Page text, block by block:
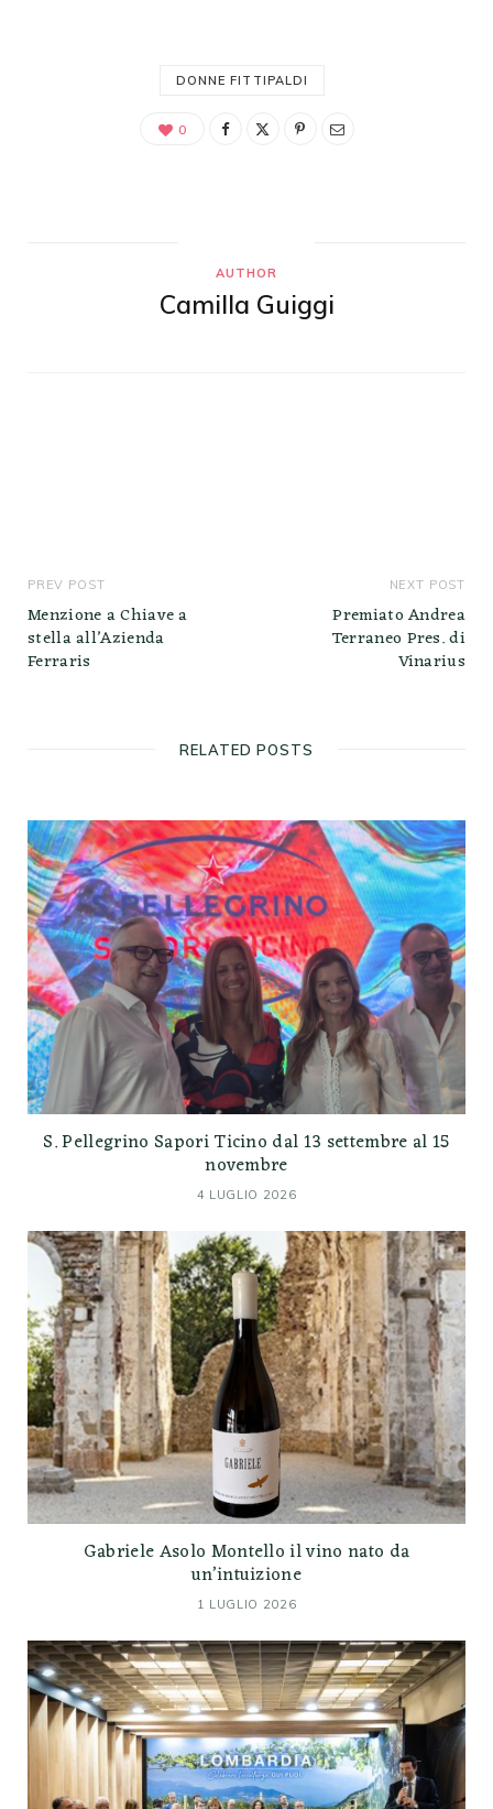
DONNE FITTIPALDI
0
AUTHOR
Camilla Guiggi
PREV POST
Menzione a Chiave a
stella all’Azienda
Ferraris
NEXT POST
Premiato Andrea
Terraneo Pres. di
Vinarius
RELATED POSTS
S. Pellegrino Sapori Ticino dal 13 settembre al 15
novembre
4 LUGLIO 2026
Gabriele Asolo Montello il vino nato da
un’intuizione
1 LUGLIO 2026